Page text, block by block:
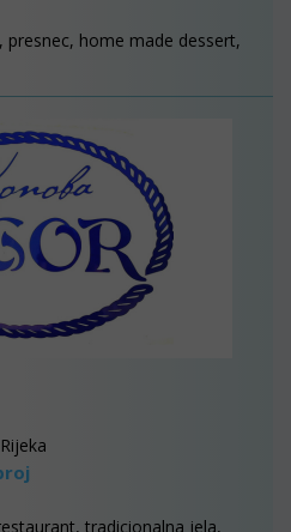
home made dessert,
tradicionalna jela,